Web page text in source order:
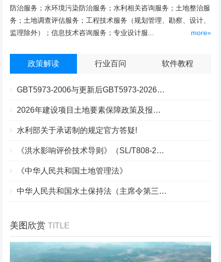
防治服务；水环境污染防治服务；水利相关咨询服务；土地整治服
务；土地调查评估服务；工程技术服务（规划管理、勘察、设计、
监理除外）；信息技术咨询服务；专业设计服...
more»
政策解读 行业百问 软件教程
GBT5973-2006与更新后GBT5973-2026区别你知道几点？
2026年建设项目土地要素保障政策及报批流程
水利部关于承诺制的规定官方答疑!
《洪水影响评价技术导则》（SL/T808-2025）核心解读
《中华人民共和国土地管理法》
中华人民共和国水土保持法（主席令第三十九号）
美图欣赏 TITLE